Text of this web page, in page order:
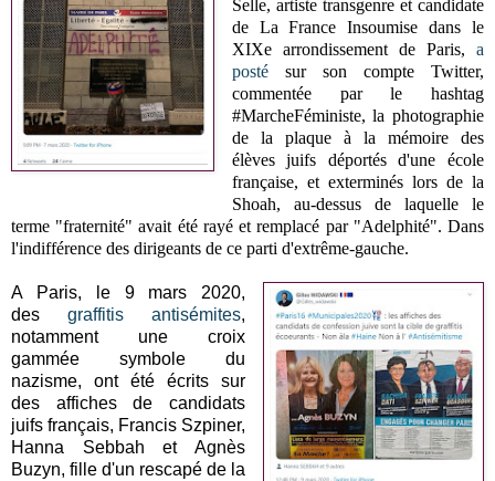
Selle, artiste transgenre et candidate
de La France Insoumise dans le
XIXe arrondissement de Paris, a
postésur son compte Twitter,
commentée par le hashtag
#MarcheFéministe, la photographie
de la plaque à la mémoire des
élèves juifs déportés d'une école
française, et exterminés lors de la
Shoah, au-dessus de laquelle le
terme "fraternité" avait été rayé et remplacé par "Adelphité". Dans
l'indifférence des dirigeants de ce parti d'extrême-gauche.
A Paris, le 9 mars 2020,
desgraffitis antisémites,
notamment une croix
gammée symbole du
nazisme, ont été écrits sur
des affiches de candidats
juifs français, Francis Szpiner,
Hanna Sebbah et Agnès
Buzyn, fille d'un rescapé de la